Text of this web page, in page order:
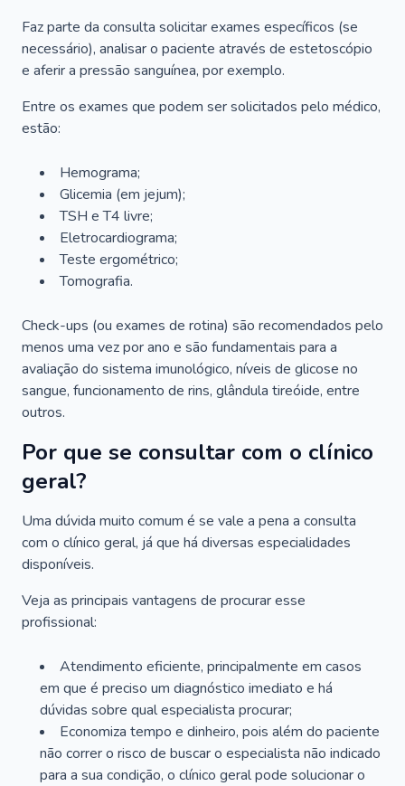
Faz parte da consulta solicitar exames específicos (se
necessário), analisar o paciente através de estetoscópio
e aferir a pressão sanguínea, por exemplo.
Entre os exames que podem ser solicitados pelo médico,
estão:
Hemograma;
Glicemia (em jejum);
TSH e T4 livre;
Eletrocardiograma;
Teste ergométrico;
Tomografia.
Check-ups (ou exames de rotina) são recomendados pelo
menos uma vez por ano e são fundamentais para a
avaliação do sistema imunológico, níveis de glicose no
sangue, funcionamento de rins, glândula tireóide, entre
outros.
Por que se consultar com o clínico
geral?
Uma dúvida muito comum é se vale a pena a consulta
com o clínico geral, já que há diversas especialidades
disponíveis.
Veja as principais vantagens de procurar esse
profissional:
Atendimento eficiente, principalmente em casos
em que é preciso um diagnóstico imediato e há
dúvidas sobre qual especialista procurar;
Economiza tempo e dinheiro, pois além do paciente
não correr o risco de buscar o especialista não indicado
para a sua condição, o clínico geral pode solucionar o